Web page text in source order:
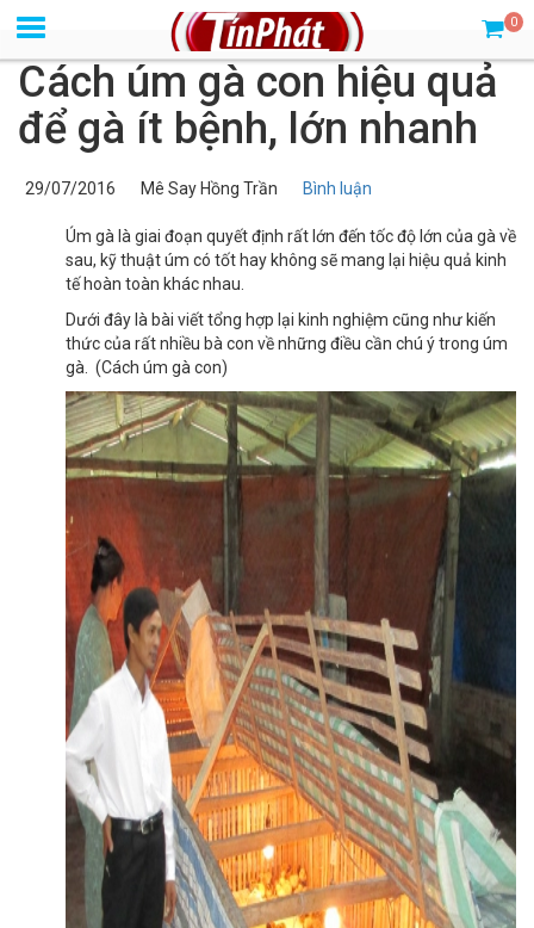
0
Cách úm gà con hiệu quả
để gà ít bệnh, lớn nhanh
29/07/2016 Mê Say Hồng Trần Bình luận
Úm gà là giai đoạn quyết định rất lớn đến tốc độ lớn của gà về
sau, kỹ thuật úm có tốt hay không sẽ mang lại hiệu quả kinh
tế hoàn toàn khác nhau.
Dưới đây là bài viết tổng hợp lại kinh nghiệm cũng như kiến
thức của rất nhiều bà con về những điều cần chú ý trong úm
gà. (Cách úm gà con)